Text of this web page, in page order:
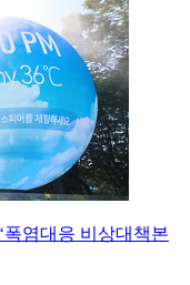
염대응 비상대책본